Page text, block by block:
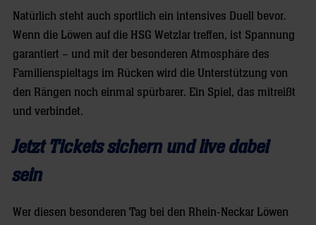
Natürlich steht auch sportlich ein intensives Duell bevor.
Wenn die Löwen auf die HSG Wetzlar treffen, ist Spannung
garantiert – und mit der besonderen Atmosphäre des
Familienspieltags im Rücken wird die Unterstützung von
den Rängen noch einmal spürbarer. Ein Spiel, das mitreißt
und verbindet.
Jetzt Tickets sichern und live dabei
sein
Wer diesen besonderen Tag bei den Rhein-Neckar Löwen